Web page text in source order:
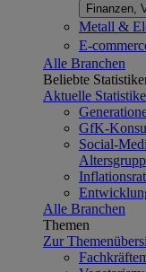
Finanzen,
Metall &
E-
Alle Branchen
Beliebte
Aktuelle
GfK-
Social-
Alle Branchen
Themen
Zur